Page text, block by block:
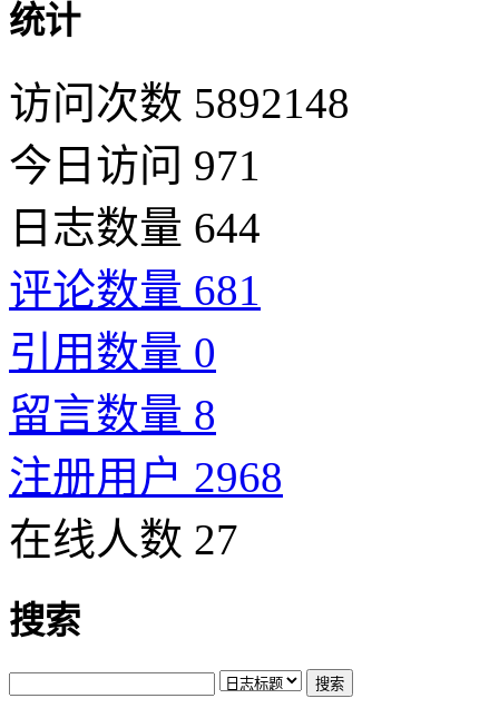
统计
访问次数 5892148
今日访问 971
日志数量 644
评论数量 681
引用数量 0
留言数量 8
注册用户 2968
在线人数 27
搜索